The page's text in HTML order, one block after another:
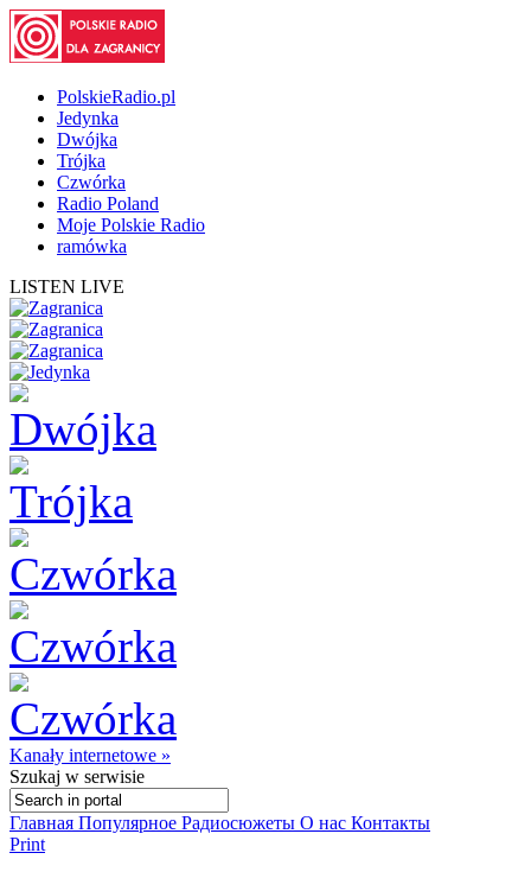
PolskieRadio.pl
Jedynka
Dwójka
Trójka
Czwórka
Radio Poland
Moje Polskie Radio
ramówka
LISTEN LIVE
Kanały internetowe »
Szukaj w serwisie
Главная Популярное Радиосюжеты О нас Контакты
Print